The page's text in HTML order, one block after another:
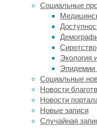
Социальные
Сиротство
Экология
Эпидемии
Социальные
Новости
Новости
Новые записи
Случайная
декоративной
целью
продают
за
баснословные
суммы
денег.
Одна
из
причин
в